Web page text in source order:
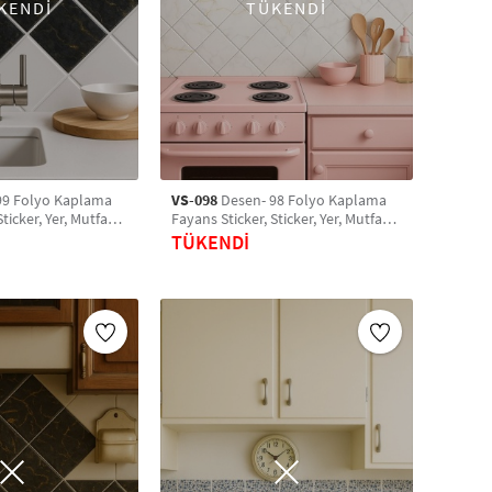
Folyo Kaplama
Yer, Mutfak,
Karo Sticker
TÜKENDİ
VS-098 Desen- 98 Folyo Kaplama
Fayans Sticker, Sticker, Yer, Mutfak,
Banyo Sticker, Retro Karo Sticker
TÜKENDİ